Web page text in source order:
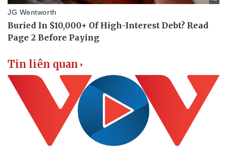
Thể thao
Lịch thi đấu bóng đá
Ô tô - Xe máy
Xe máy
Tin liên quan